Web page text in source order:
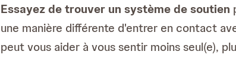
Essayez de trouver un système de soutien
une manière différente d'entrer en contact
peut vous aider à vous sentir moins seul(e),